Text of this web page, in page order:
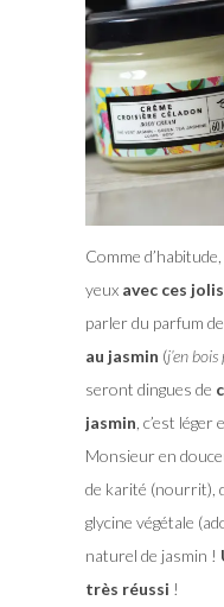
Comme
yeux avec ces
parler du parfum
au jasmin (j’en
seront dingues de
jasmin , c’est
Monsieur en
de karité (nourrit),
glycine végétale
naturel de jasmin !
très réussi !